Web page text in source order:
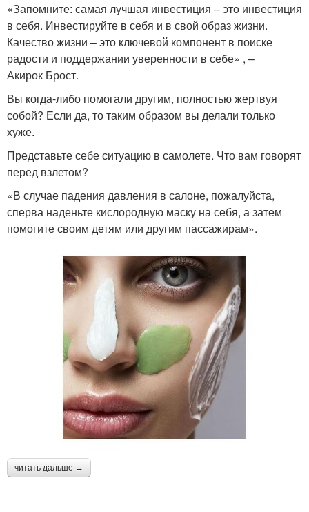
«Запомните: самая лучшая инвестиция – это инвестиция
в себя. Инвестируйте в себя и в свой образ жизни.
Качество жизни – это ключевой компонент в поиске
радости и поддержании уверенности в себе» , –
Акирок Брост.
Вы когда-либо помогали другим, полностью жертвуя
собой? Если да, то таким образом вы делали только
хуже.
Представьте себе ситуацию в самолете. Что вам говорят
перед взлетом?
«В случае падения давления в салоне, пожалуйста,
сперва наденьте кислородную маску на себя, а затем
помогите своим детям или другим пассажирам».
читать дальше →